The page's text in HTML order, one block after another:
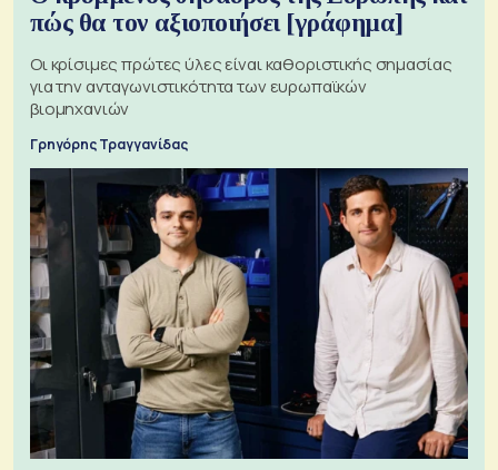
πώς θα τον αξιοποιήσει [γράφημα]
Οι κρίσιμες πρώτες ύλες είναι καθοριστικής σημασίας
για την ανταγωνιστικότητα των ευρωπαϊκών
βιομηχανιών
Γρηγόρης Τραγγανίδας